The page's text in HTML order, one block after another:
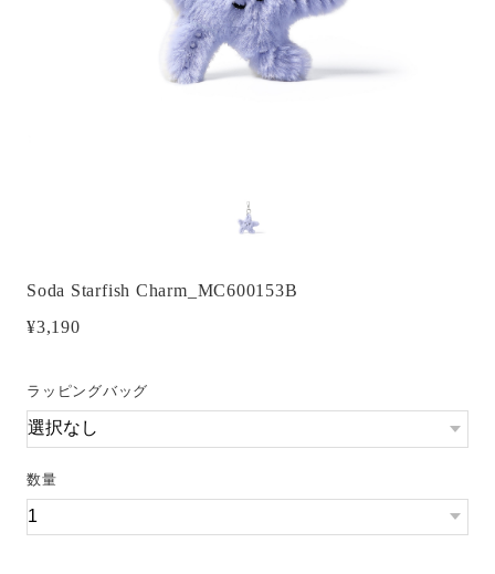
Soda Starfish Charm_MC600153B
¥3,190
ラッピングバッグ
数量